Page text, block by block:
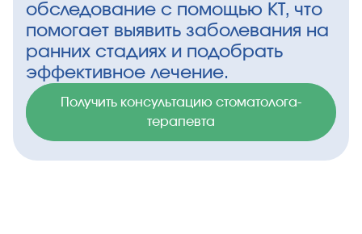
обследование с помощью КТ, что
помогает выявить заболевания на
ранних стадиях и подобрать
эффективное лечение.
Получить консультацию стоматолога-
терапевта